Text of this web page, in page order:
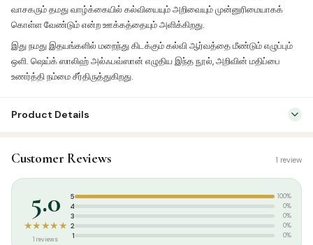
வாசகரும் தமது வாழ்க்கையில் கல்வியையும் அறிவையும் முன்னுரிமையாகக்
கொள்ள வேண்டும் என்ற ஊக்கத்தையும் அளிக்கிறது.
இது நமது இதயங்களில் மறைந்து கிடக்கும் கல்வி ஆர்வத்தை மீண்டும் எழுப்பும்
ஒளி. ஷெய்க் ஸாலிஹ் அல்ஃபவ்ஸான் எழுதிய இந்த நூல், அறிவின் மதிப்பை
உணர்த்தி நம்மை சீர்திருத்துகிறது.
Product Details
Categories: Akhlaaq / Nasihat
Tags:
Customer Reviews 1 review
5.0
★★★★★
1 reviews
5 100%
4 0%
3 0%
2 0%
1 0%